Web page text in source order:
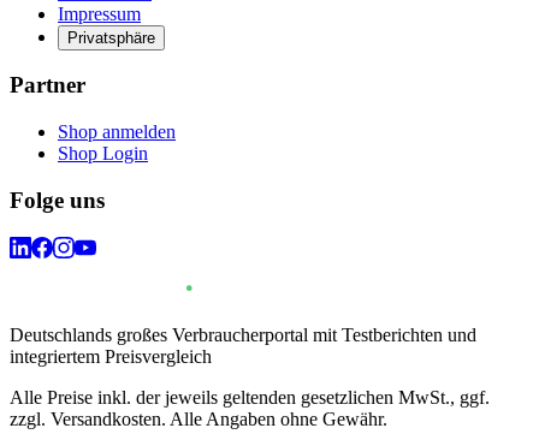
Impressum
Privatsphäre
Partner
Shop anmelden
Shop Login
Folge uns
Deutschlands großes Verbraucherportal mit Testberichten und
integriertem Preisvergleich
Alle Preise inkl. der jeweils geltenden gesetzlichen MwSt., ggf.
zzgl. Versandkosten. Alle Angaben ohne Gewähr.